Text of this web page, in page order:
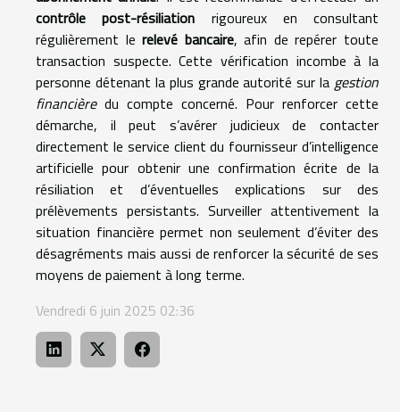
contrôle post-résiliation rigoureux en consultant
régulièrement lerelevé bancaire, afin de repérer toute
transaction suspecte. Cette vérification incombe à la
personne détenant la plus grande autorité sur la gestion
financièredu compte concerné. Pour renforcer cette
démarche, il peut s’avérer judicieux de contacter
directement le service client du fournisseur d’intelligence
artificielle pour obtenir une confirmation écrite de la
résiliation et d’éventuelles explications sur des
prélèvements persistants. Surveiller attentivement la
situation financière permet non seulement d’éviter des
désagréments mais aussi de renforcer la sécurité de ses
moyens de paiement à long terme.
Vendredi 6 juin 2025 02:36